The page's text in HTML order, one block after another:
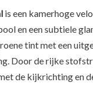
is een kamerhoge
en een subtiele
tint met een
Door de rijke
de kijkrichting en